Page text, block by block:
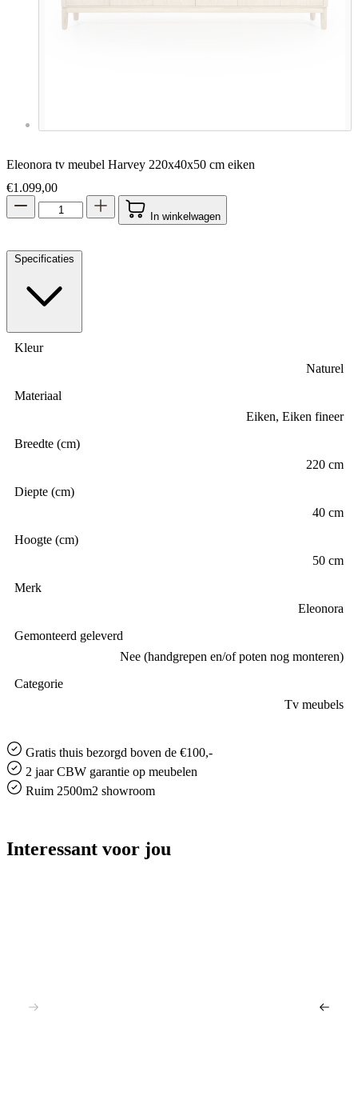
Eleonora tv meubel Harvey 220x40x50 cm eiken
€1.099,00
In winkelwagen
Specificaties
Kleur
Naturel
Materiaal
Eiken, Eiken fineer
Breedte (cm)
220 cm
Diepte (cm)
40 cm
Hoogte (cm)
50 cm
Merk
Eleonora
Gemonteerd geleverd
Nee (handgrepen en/of poten nog monteren)
Categorie
Tv meubels
Gratis thuis bezorgd boven de €100,-
2 jaar CBW garantie op meubelen
Ruim 2500m2 showroom
Interessant voor jou